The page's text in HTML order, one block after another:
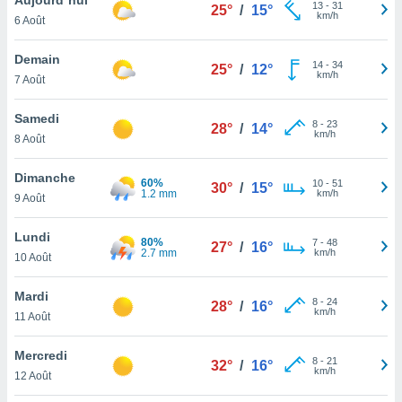
et
»,
au
vous
qu'ils
ou
le
ainsi
un
la
du
6 Août
25° / 15° 13- 31
km/h
Demain
7 Août
25° / 12° 14- 34
km/h
Samedi
8 Août
28° / 14° 8- 23
km/h
Dimanche
9 Août
60%
1.2 mm
30° / 15° 10- 51
km/h
Lundi
10 Août
80%
2.7 mm
27° / 16° 7- 48
km/h
Mardi
11 Août
28° / 16° 8- 24
km/h
Mercredi
12 Août
32° / 16° 8- 21
km/h